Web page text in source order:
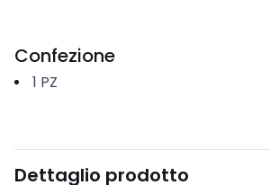
Confezione
1 PZ
Dettaglio prodotto